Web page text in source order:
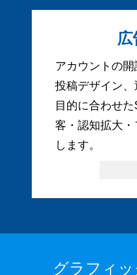
広
アカウントの開
投稿デザイン、
目的に合わせ
客・認知拡大
します。
グラフィ